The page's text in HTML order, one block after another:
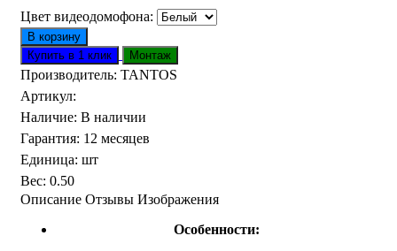
Цвет видеодомофона:
Производитель: TANTOS
Артикул:
Наличие: В наличии
Гарантия: 12 месяцев
Единица: шт
Вес: 0.50
Описание Отзывы Изображения
Особенности: